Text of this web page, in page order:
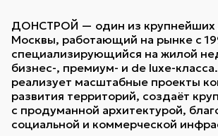
ДОНСТРОЙ — один из крупнейших
Москвы, работающий на рынке с
специализирующийся на жилой
бизнес-, премиум- и de luxe-
реализует масштабные проекты
развития территорий, создаёт
с продуманной архитектурой,
социальной и коммерческой